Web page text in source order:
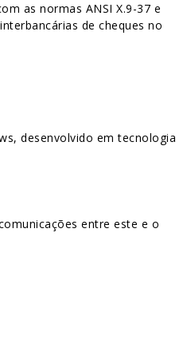
as normas ANSI X.9-37 e
de cheques no
desenvolvido em tecnologia
entre este e o